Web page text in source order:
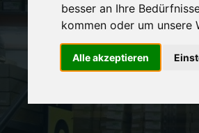
besser an Ihre
kommen oder um unsere
Alle akzeptieren